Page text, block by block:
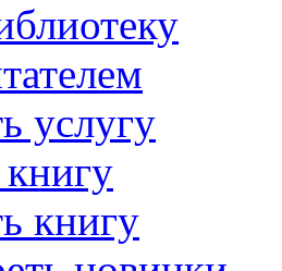
услугу
книгу
книгу